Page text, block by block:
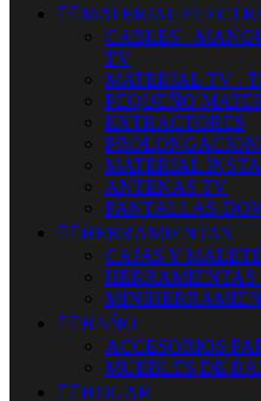
 MATERIAL
CABLES -
TV
MATERIAL TV -
PEQUEÑO
EXTRACTORES
MATERIAL
ANTENAS TV
PANTALLAS-
 HERRAMIENTAS
CAJAS Y
HERRAMIENTAS
 BAÑO
ACCESORIOS
MUEBLES DE
 HOGAR